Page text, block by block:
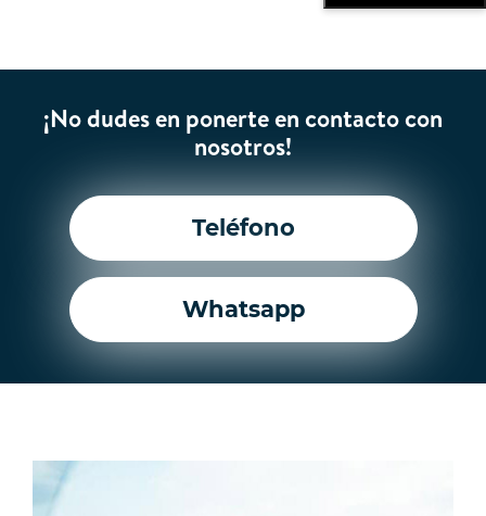
¡No dudes en ponerte en contacto con
nosotros!
Teléfono
Whatsapp